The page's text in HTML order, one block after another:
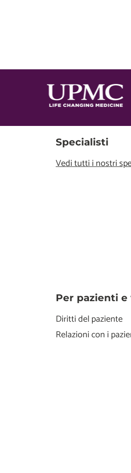
Specialisti
Vedi tutti i nostri
Per pazienti
Diritti del paziente
Relazioni con i